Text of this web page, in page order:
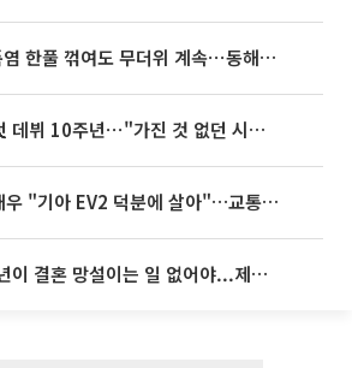
[내일 날씨] 폭염 한풀 꺾여도 무더위 계속⋯동해안 이틀 연속 비
임영웅, 어느덧 데뷔 10주년⋯"가진 것 없던 시절, 내 앞엔 20명의 팬뿐"
'굿 윌 헌팅' 배우 "기아 EV2 덕분에 살아"…교통사고 후 안전성 극찬
李대통령 “청년이 결혼 망설이는 일 없어야...제도상 불이익 조사”